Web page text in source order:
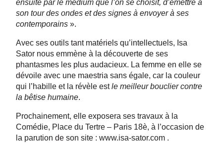
ensuite par le médium que l’on se choisit, d’émettre à
son tour des ondes et des signes à envoyer à ses
contemporains ».
Avec ses outils tant matériels qu’intellectuels, Isa
Sator nous emmène à la découverte de ses
phantasmes les plus audacieux. La femme en elle se
dévoile avec une maestria sans égale, car la couleur
qui l’habille et la révèle estle meilleur bouclier contre
la bêtise humaine.
Prochainement, elle exposera ses travaux à la
Comédie, Place du Tertre – Paris 18è, à l’occasion de
la parution de son site : www.isa-sator.com .